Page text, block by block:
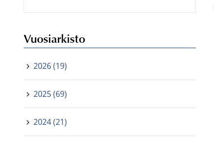
Vuosiarkisto
2026 (19)
2025 (69)
2024 (21)